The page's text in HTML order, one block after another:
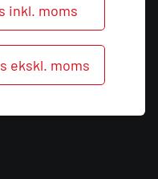
inkl. moms
ekskl. moms